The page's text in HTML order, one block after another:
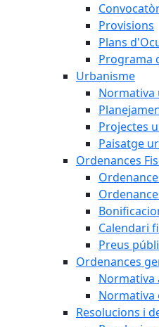
Provisions
Plans
Programa
Urbanisme
Normativa
Projectes
Paisatge
Ordenances
Calendari
Preus
Ordenances
Normativa
Normativa
Resolucions i